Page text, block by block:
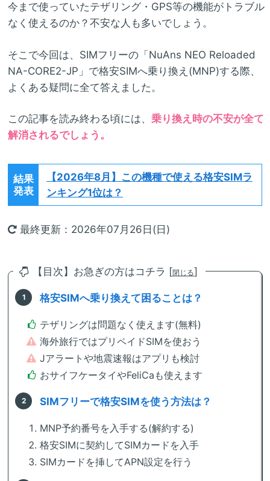
今まで使っていたテザリング・GPS等の機能がトラブル
なく使えるのか？不安な人も多いでしょう。
そこで今回は、SIMフリーの「NuAns NEO Reloaded
NA-CORE2-JP」で格安SIMへ乗り換え(MNP)する際、
よくある疑問に全て答えました。
この記事を読み終わる頃には、 乗り換え時の不安が全て
解消されるでしょう。
結果
発表
【2026年8月】 この機種で使える格安SIMラ
ンキング1位は？
最終更新：2026年07月26日(日)
【目次】お急ぎの方はコチラ [閉じる]
格安SIMへ乗り換えて困ることは？
テザリングは問題なく使えます(無料)
海外旅行ではプリペイドSIMを使おう
Jアラートや地震速報はアプリも検討
おサイフケータイやFeliCaも使えます
SIMフリーで格安SIMを使う方法は？
MNP予約番号を入手する(解約する)
格安SIMに契約してSIMカードを入手
SIMカードを挿してAPN設定を行う